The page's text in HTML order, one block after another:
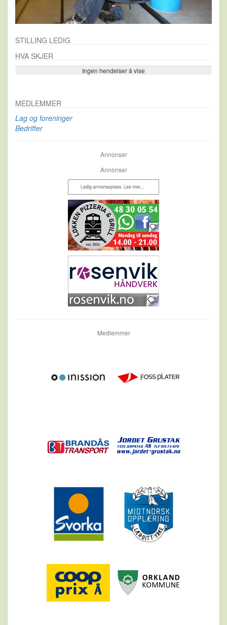
STILLING LEDIG
HVA SKJER
Ingen hendelser å vise
Se flere…
MEDLEMMER
Lag og foreninger
Bedrifter
Annonser
Annonser
Medlemmer